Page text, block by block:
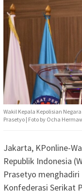
Wakil Kepala Kepolisian
Prasetyo | Foto by Ocha
Jakarta, KPonline-
Republik Indonesia
Prasetyo menghadiri
Konfederasi Serikat